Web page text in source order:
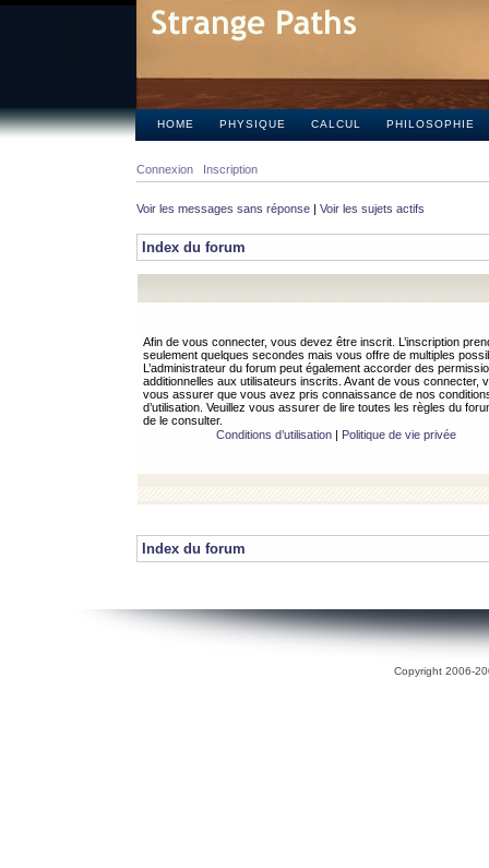
HOME PHYSIQUE CALCUL PHILOSOPHIE
Connexion Inscription
Voir les messages sans réponse | Voir les sujets actifs
Index du forum
Afin de vous connecter, vous devez être inscrit. L’inscription
seulement quelques secondes mais vous offre de multiples
L’administrateur du forum peut également accorder des
additionnelles aux utilisateurs inscrits. Avant de vous connecter,
vous assurer que vous avez pris connaissance de nos
d’utilisation. Veuillez vous assurer de lire toutes les règles du
de le consulter.
Conditions d’utilisation| Politique de vie privée
Index du forum
Copyright 2006-